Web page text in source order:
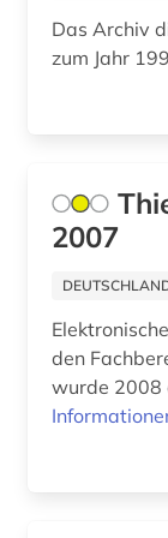
Das Archiv
zum Jahr
2007
den
wurde 2008